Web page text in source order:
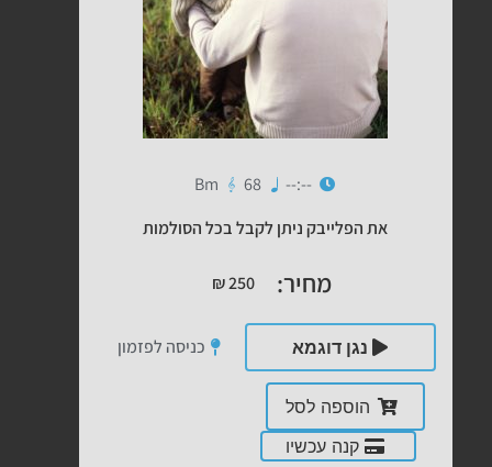
--:--
68
Bm
את הפלייבק ניתן לקבל בכל הסולמות
מחיר: ₪250
נגן דוגמא כניסה לפזמון
הוספה לסל
קנה עכשיו